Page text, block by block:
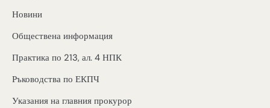
Новини
Обществена информация
Практика по 213, ал. 4 НПК
Ръководства по ЕКПЧ
Указания на главния прокурор